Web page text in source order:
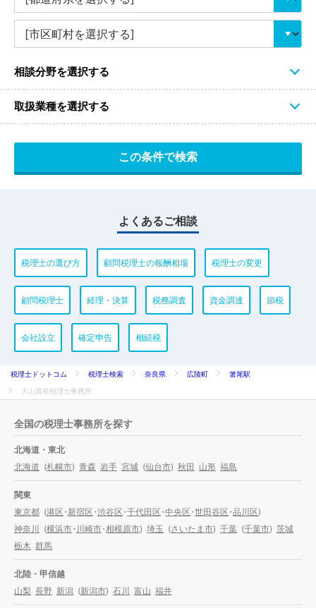
相談分野を選択する
取扱業種を選択する
よくあるご相談
税理士の選び方 顧問税理士の報酬相場 税理士の変更
顧問税理士 経理・決算 税務調査 資金調達 節税
会社設立 確定申告 相続税
税理士ドットコム 税理士検索 奈良県 広陵町
箸尾駅
大山貴裕税理士事務所
全国の税理士事務所を探す
北海道・東北
北海道 (札幌市) 青森 岩手 宮城 (仙台市) 秋田 山形 福島
関東
東京都 (港区・新宿区・渋谷区・千代田区・中央区・世田谷区・品川区)
神奈川 (横浜市・川崎市・相模原市) 埼玉 (さいたま市) 千葉 (千葉市) 茨城
栃木 群馬
北陸・甲信越
山梨 長野 新潟 (新潟市) 石川 富山 福井